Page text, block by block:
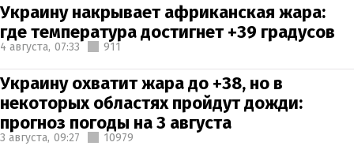
Украину накрывает африканская жара:
где температура достигнет +39 градусов
4 августа, 07:33 911
Украину охватит жара до +38, но в
некоторых областях пройдут дожди:
прогноз погоды на 3 августа
3 августа, 09:27 10979